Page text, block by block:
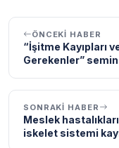
ÖNCEKI HABER
“İşitme Kayıpları
Gerekenler”
SONRAKI HABER
Meslek
iskelet sistemi